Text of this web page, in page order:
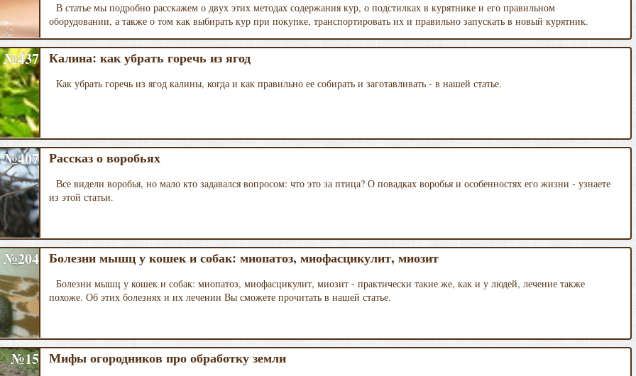
В статье мы подробно расскажем о двух этих методах содержания кур, о подстилках в курятнике и его правильном
оборудовании, а также о том как выбирать кур при покупке, транспортировать их и правильно запускать в новый курятник.
№437 Калина: как убрать горечь из ягод
Как убрать горечь из ягод калины, когда и как правильно ее собирать и заготавливать - в нашей статье.
№407 Рассказ о воробьях
Все видели воробья, но мало кто задавался вопросом: что это за птица? О повадках воробья и особенностях его жизни - узнаете
из этой статьи.
№204 Болезни мышц у кошек и собак: миопатоз, миофасцикулит, миозит
Болезни мышц у кошек и собак: миопатоз, миофасцикулит, миозит - практически такие же, как и у людей, лечение также
похоже. Об этих болезнях и их лечении Вы сможете прочитать в нашей статье.
№15 Мифы огородников про обработку земли